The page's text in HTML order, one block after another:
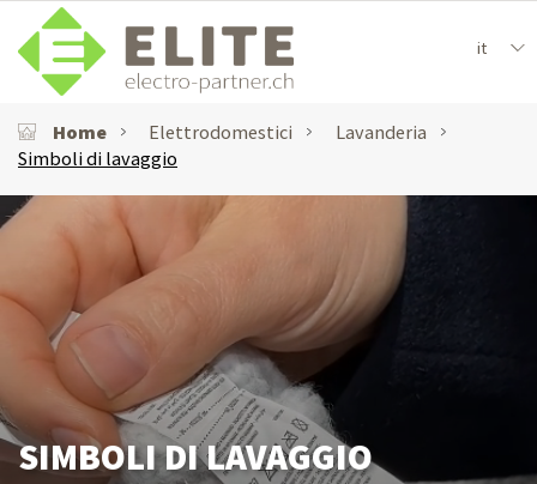
it
Home Elettrodomestici
Lavanderia
Simboli di lavaggio
SIMBOLI DI LAVAGGIO